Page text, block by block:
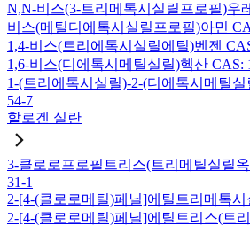
N,N-비스(3-트리메톡시실릴프로필)우
비스(메틸디에톡시실릴프로필)아민
1,4-비스(트리에톡시실릴에틸)벤젠
1,6-비스(디에톡시메틸실릴)헥산 CAS:
1-(트리에톡시실릴)-2-(디에톡시메틸실
54-7
할로겐 실란
3-클로로프로필트리스(트리메틸실릴
31-1
2-[4-(클로로메틸)페닐]에틸트리메톡시
2-[4-(클로로메틸)페닐]에틸트리스(트